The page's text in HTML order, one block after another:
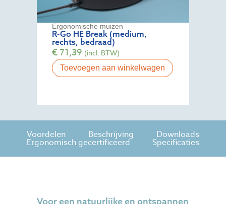
Ergonomische muizen
R-Go HE Break (medium,
rechts, bedraad)
€71,39 (incl. BTW)
Toevoegen aan winkelwagen
Voordelen Beschrijving Downloads
Ergonomisch gecertificeerd Specificaties
Voor een natuurlijke en ontspannen